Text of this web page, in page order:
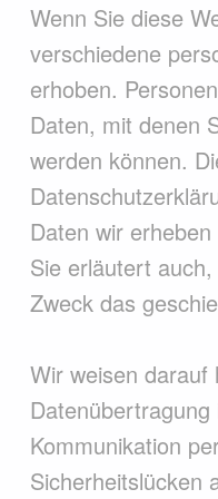
Wenn Sie diese
verschiedene
erhoben.
Daten, mit denen
werden können.
Daten wir
Sie erläutert
Zweck das
Wir weisen darauf
Kommunikation
Sicherheitslücken